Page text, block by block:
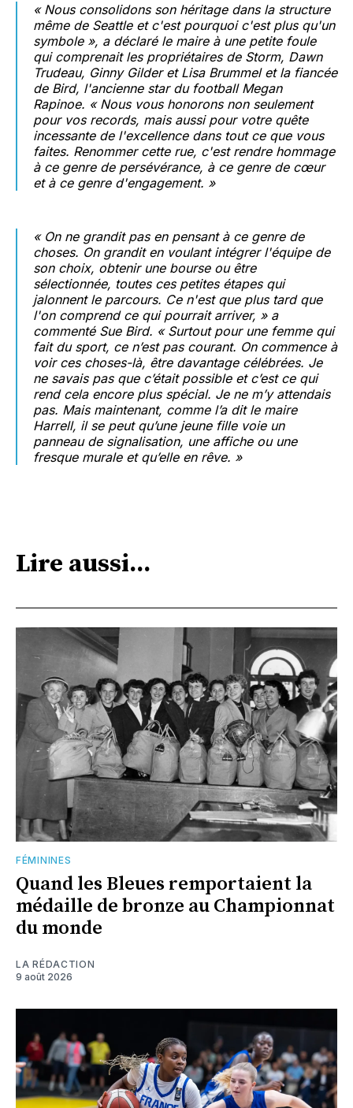
« Nous consolidons son héritage dans la structure
même de Seattle et c'est pourquoi c'est plus qu'un
symbole », a déclaré le maire à une petite foule
qui comprenait les propriétaires de Storm, Dawn
Trudeau, Ginny Gilder et Lisa Brummel et la fiancée
de Bird, l'ancienne star du football Megan
Rapinoe. « Nous vous honorons non seulement
pour vos records, mais aussi pour votre quête
incessante de l'excellence dans tout ce que vous
faites. Renommer cette rue, c'est rendre hommage
à ce genre de persévérance, à ce genre de cœur
et à ce genre d'engagement. »
« On ne grandit pas en pensant à ce genre de
choses. On grandit en voulant intégrer l'équipe de
son choix, obtenir une bourse ou être
sélectionnée, toutes ces petites étapes qui
jalonnent le parcours. Ce n'est que plus tard que
l'on comprend ce qui pourrait arriver, » a
commenté Sue Bird. « Surtout pour une femme qui
fait du sport, ce n’est pas courant. On commence à
voir ces choses-là, être davantage célébrées. Je
ne savais pas que c’était possible et c’est ce qui
rend cela encore plus spécial. Je ne m’y attendais
pas. Mais maintenant, comme l’a dit le maire
Harrell, il se peut qu’une jeune fille voie un
panneau de signalisation, une affiche ou une
fresque murale et qu’elle en rêve. »
Lire aussi...
FÉMININES
Quand les Bleues remportaient la
médaille de bronze au Championnat
du monde
LA RÉDACTION
9 août 2026